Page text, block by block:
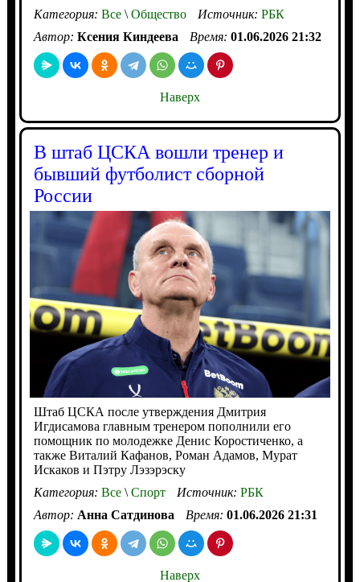
Категория: Все\Общество Источник: РБК
Автор: Ксения Киндеева Время: 01.06.2026 21:32
Наверх
В штаб ЦСКА вошли тренер и
бывший футболист сборной
России
Штаб ЦСКА после утверждения Дмитрия
Игдисамова главным тренером пополнили его
помощник по молодежке Денис Коростиченко, а
также Виталий Кафанов, Роман Адамов, Мурат
Искаков и Пэтру Лэзэрэску
Категория: Все\Спорт Источник: РБК
Автор: Анна Сатдинова Время: 01.06.2026 21:31
Наверх